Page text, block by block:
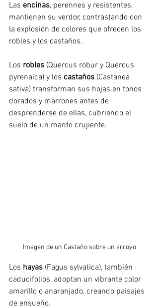
Las encinas, perennes y resistentes,
mantienen su verdor, contrastando con
la explosión de colores que ofrecen los
robles y los castaños.
Los robles (Quercus robur y Quercus
pyrenaica) y los castaños (Castanea
sativa) transforman sus hojas en tonos
dorados y marrones antes de
desprenderse de ellas, cubriendo el
suelo de un manto crujiente.
Imagen de un Castaño sobre un arroyo
Los hayas (Fagus sylvatica), también
caducifolios, adoptan un vibrante color
amarillo o anaranjado, creando paisajes
de ensueño.